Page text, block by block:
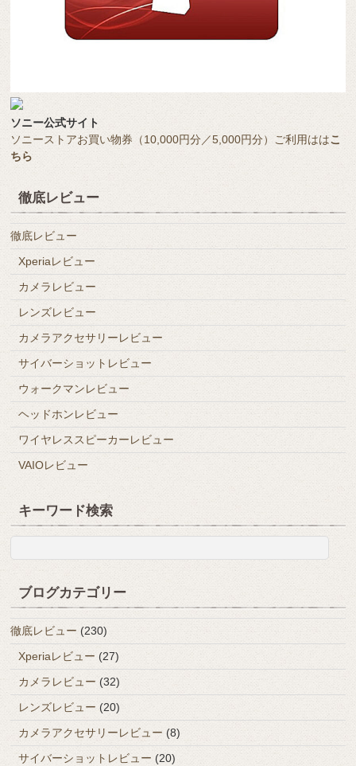
ソニー公式サイト
ソニーストアお買い物券（10,000円分／5,000円分）ご利用ははこ
ちら
徹底レビュー
徹底レビュー
Xperiaレビュー
カメラレビュー
レンズレビュー
カメラアクセサリーレビュー
サイバーショットレビュー
ウォークマンレビュー
ヘッドホンレビュー
ワイヤレススピーカーレビュー
VAIOレビュー
キーワード検索
ブログカテゴリー
徹底レビュー (230)
Xperiaレビュー (27)
カメラレビュー (32)
レンズレビュー (20)
カメラアクセサリーレビュー (8)
サイバーショットレビュー (20)